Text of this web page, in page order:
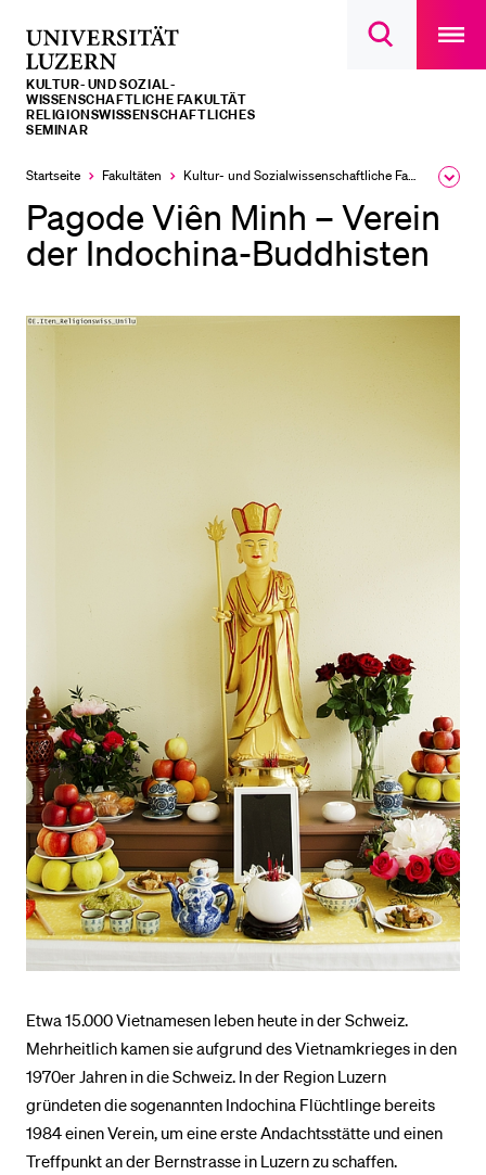
Suchdialog
main
KULTUR- UND SOZIAL­­­
WISSENSCHAFTLICHE FAKULTÄT
RELIGIONSWISSENSCHAFTLICHES
SEMINAR
Startseite Fakultäten Kultur- und Sozial­­wissenschaftliche Fakultät
Pagode Viên Minh – Verein
der Indochina-Buddhisten
Etwa 15.000 Vietnamesen leben heute in der Schweiz.
Mehrheitlich kamen sie aufgrund des Vietnamkrieges in den
1970er Jahren in die Schweiz. In der Region Luzern
gründeten die sogenannten Indochina Flüchtlinge bereits
1984 einen Verein, um eine erste Andachtsstätte und einen
Treffpunkt an der Bernstrasse in Luzern zu schaffen.
LETZTE SUCHEN
Sie haben noch keine Suche getätigt.
Schulklassen und Lehrpersonen
Studien­interessierte
Studierende
Alumni
Vorlesungsverzeichnis
Menuplan Mensa
Anmeldung und Zulassung